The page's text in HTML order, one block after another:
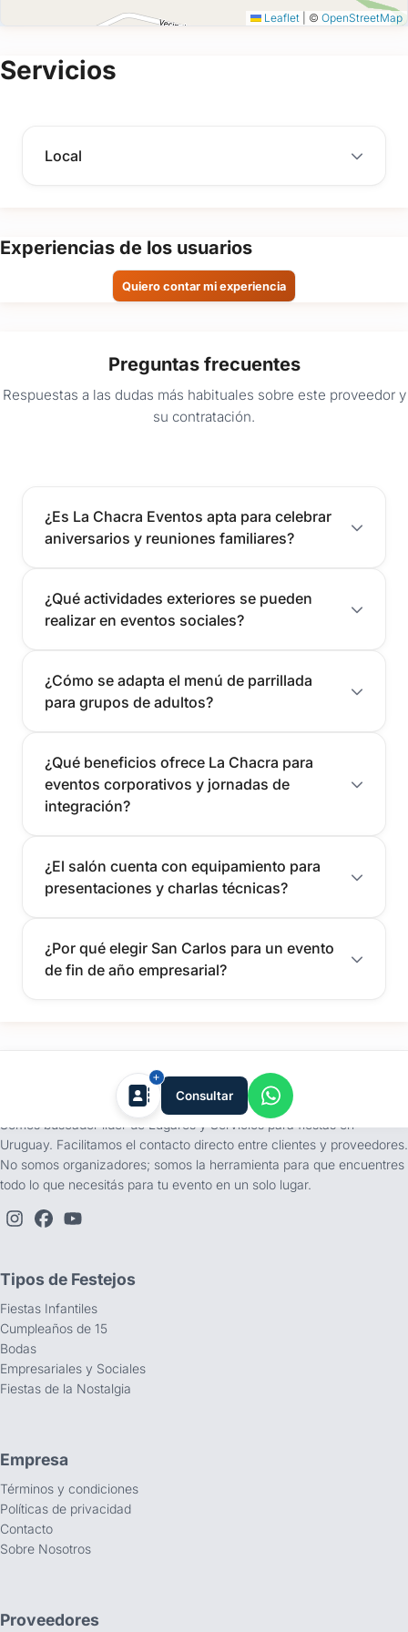
Leaflet © OpenStreetMap
Servicios
Local
Experiencias de los usuarios
Quiero contar mi experiencia
Preguntas frecuentes
Respuestas a las dudas más habituales sobre este proveedor y
su contratación.
¿Es La Chacra Eventos apta para celebrar
aniversarios y reuniones familiares?
¿Qué actividades exteriores se pueden
realizar en eventos sociales?
¿Cómo se adapta el menú de parrillada
para grupos de adultos?
¿Qué beneficios ofrece La Chacra para
eventos corporativos y jornadas de
integración?
¿El salón cuenta con equipamiento para
presentaciones y charlas técnicas?
¿Por qué elegir San Carlos para un evento
de fin de año empresarial?
Consultar
tufiesta.com.uy
Somos buscador líder de Lugares y Servicios para fiestas en
Uruguay. Facilitamos el contacto directo entre clientes y proveedores.
No somos organizadores; somos la herramienta para que encuentres
todo lo que necesitás para tu evento en un solo lugar.
Tipos de Festejos
Fiestas Infantiles
Cumpleaños de 15
Bodas
Empresariales y Sociales
Fiestas de la Nostalgia
Empresa
Términos y condiciones
Políticas de privacidad
Contacto
Sobre Nosotros
Proveedores